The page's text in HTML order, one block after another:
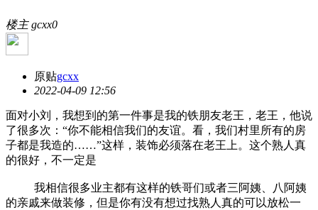
楼主 gcxx0
原贴gcxx
2022-04-09 12:56
面对小刘，我想到的第一件事是我的铁朋友老王，老王，他说
了很多次：“你不能相信我们的友谊。看，我们村里所有的房
子都是我造的……”这样，装饰必须落在老王上。这个熟人真
的很好，不一定是
我相信很多业主都有这样的铁哥们或者三阿姨、八阿姨
的亲戚来做装修，但是你有没有想过找熟人真的可以放松一